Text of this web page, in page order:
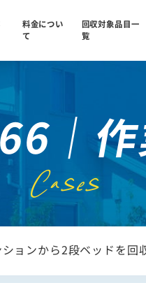
料金につい
て
回収対象品目一
覧
｜
Cases
ョンから2段ベッドを回